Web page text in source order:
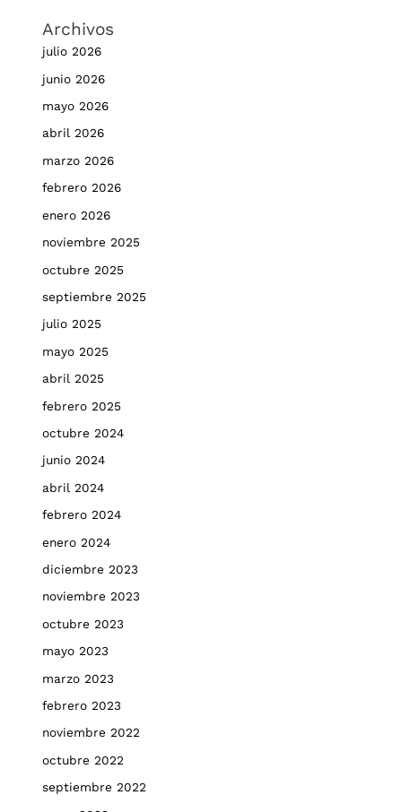
Archivos
julio 2026
junio 2026
mayo 2026
abril 2026
marzo 2026
febrero 2026
enero 2026
noviembre 2025
octubre 2025
septiembre 2025
julio 2025
mayo 2025
abril 2025
febrero 2025
octubre 2024
junio 2024
abril 2024
febrero 2024
enero 2024
diciembre 2023
noviembre 2023
octubre 2023
mayo 2023
marzo 2023
febrero 2023
noviembre 2022
octubre 2022
septiembre 2022